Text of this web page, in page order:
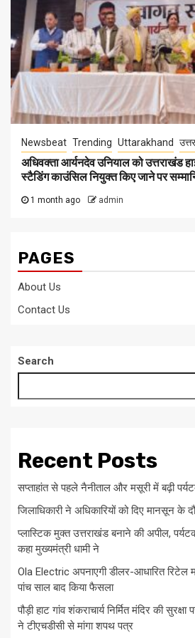
Newsbeat Trending Uttarakhand
अधिवक्ता आर्यनदेव उनियाल को उत्तराखंड
स्टैडिंग काउंसिल नियुक्त किए जाने पर
1 month ago admin
PAGES
About Us
Contact Us
Search
Recent Posts
सप्ताहांत से पहले नैनीताल और मसूरी में बढ़ी
जिलाधिकारी ने अधिकारियों को दिए मानसून के
प्लास्टिक मुक्त उत्तराखंड बनाने की अपील,
कहा मुख्यमंत्री धामी ने
Ola Electric अपनाएगी डीलर-आधारित
पांच साल बाद किया फैसला
पौड़ी हाट गांव शंकराचार्य निर्मित मंदिर की सुरक्षा
ने टीएचडीसी से मांगा शपथ पत्र